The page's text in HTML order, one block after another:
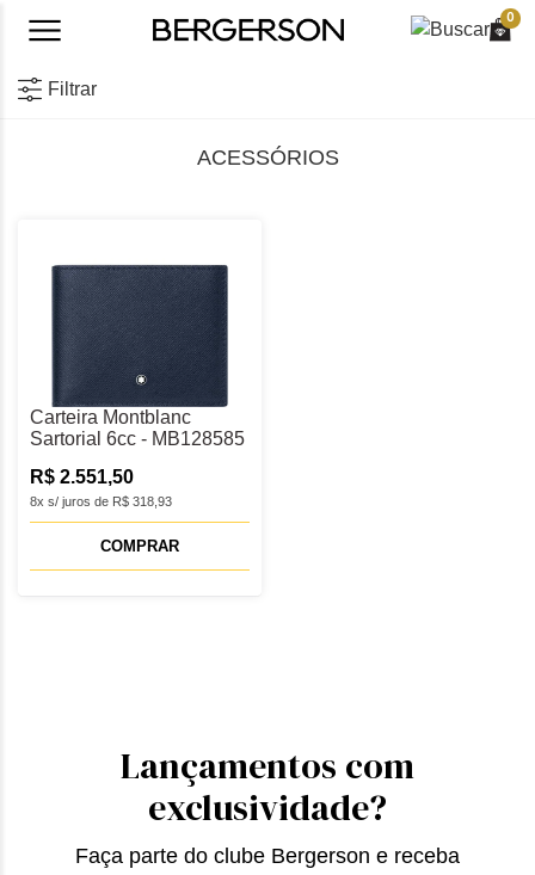
0
Filtrar
ACESSÓRIOS
Carteira Montblanc
Sartorial 6cc - MB128585
8x s/ juros de R$ 318,93
R$ 2.551,50
COMPRAR
Lançamentos com
exclusividade?
Faça parte do clube Bergerson e receba